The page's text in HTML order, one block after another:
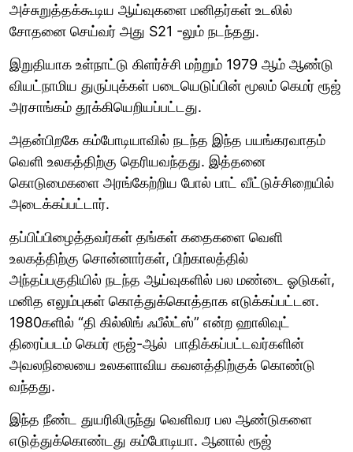
அச்சுறுத்தக்கூடிய ஆய்வுகளை மனிதர்கள் உடலில்
சோதனை செய்வர் அது S21 -லும் நடந்தது.
இறுதியாக உள்நாட்டு கிளர்ச்சி மற்றும் 1979 ஆம் ஆண்டு
வியட்நாமிய துருப்புக்கள் படையெடுப்பின் மூலம் கெமர் ரூஜ்
அரசாங்கம் தூக்கியெறியப்பட்டது.
அதன்பிறகே கம்போடியாவில் நடந்த இந்த பயங்கரவாதம்
வெளி உலகத்திற்கு தெரியவந்தது. இத்தனை
கொடுமைகளை அரங்கேற்றிய போல் பாட் வீட்டுச்சிறையில்
அடைக்கப்பட்டார்.
தப்பிப்பிழைத்தவர்கள் தங்கள் கதைகளை வெளி
உலகத்திற்கு சொன்னார்கள், பிற்காலத்தில்
அந்தப்பகுதியில் நடந்த ஆய்வுகளில் பல மண்டை ஓடுகள்,
மனித எலும்புகள் கொத்துக்கொத்தாக எடுக்கப்பட்டன.
1980களில் “தி கில்லிங் ஃபீல்ட்ஸ்” என்ற ஹாலிவுட்
திரைப்படம் கெமர் ரூஜ்-ஆல் பாதிக்கப்பட்டவர்களின்
அவலநிலையை உலகளாவிய கவனத்திற்குக் கொண்டு
வந்தது.
இந்த நீண்ட துயரிலிருந்து வெளிவர பல ஆண்டுகளை
எடுத்துக்கொண்டது கம்போடியா. ஆனால் ரூஜ்